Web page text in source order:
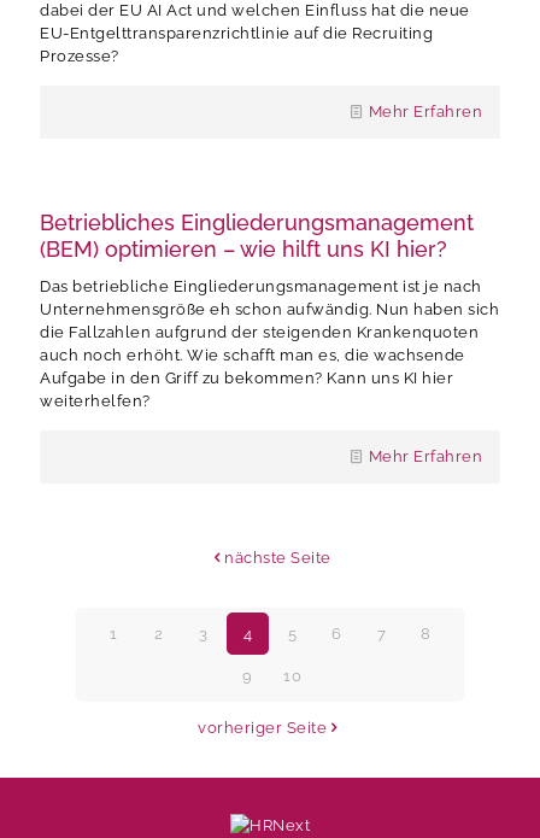
dabei der EU AI Act und welchen Einfluss hat die neue
EU-Entgelttransparenzrichtlinie auf die Recruiting
Prozesse?
Mehr Erfahren
Betriebliches Eingliederungsmanagement
(BEM) optimieren – wie hilft uns KI hier?
Das betriebliche Eingliederungsmanagement ist je nach
Unternehmensgröße eh schon aufwändig. Nun haben sich
die Fallzahlen aufgrund der steigenden Krankenquoten
auch noch erhöht. Wie schafft man es, die wachsende
Aufgabe in den Griff zu bekommen? Kann uns KI hier
weiterhelfen?
Mehr Erfahren
nächste Seite
1 2 3 4 5 6 7 8
9 10
vorheriger Seite